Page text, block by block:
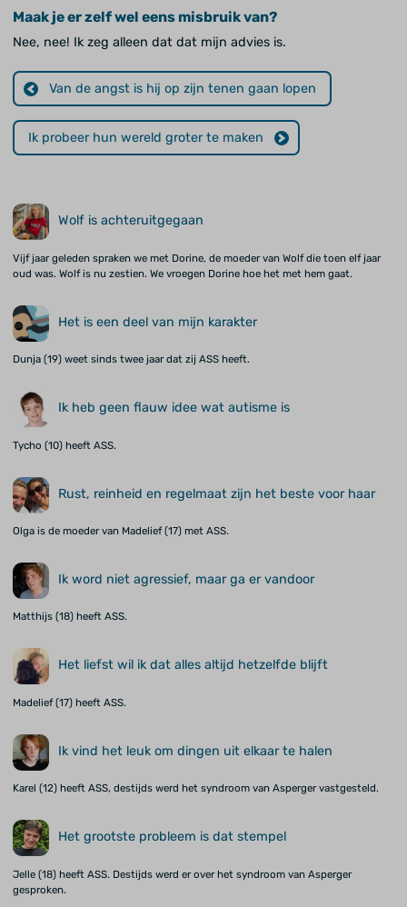
Maak je er zelf wel eens misbruik van?
Nee, nee! Ik zeg alleen dat dat mijn advies is.
Van de angst is hij op zijn tenen gaan lopen
Ik probeer hun wereld groter te maken
Wolf is achteruitgegaan
Vijf jaar geleden spraken we met Dorine, de moeder van Wolf die toen elf jaar
oud was. Wolf is nu zestien. We vroegen Dorine hoe het met hem gaat.
Het is een deel van mijn karakter
Dunja (19) weet sinds twee jaar dat zij ASS heeft.
Ik heb geen flauw idee wat autisme is
Tycho (10) heeft ASS.
Rust, reinheid en regelmaat zijn het beste voor haar
Olga is de moeder van Madelief (17) met ASS.
Ik word niet agressief, maar ga er vandoor
Matthijs (18) heeft ASS.
Het liefst wil ik dat alles altijd hetzelfde blijft
Madelief (17) heeft ASS.
Ik vind het leuk om dingen uit elkaar te halen
Karel (12) heeft ASS, destijds werd het syndroom van Asperger vastgesteld.
Het grootste probleem is dat stempel
Jelle (18) heeft ASS. Destijds werd er over het syndroom van Asperger
gesproken.